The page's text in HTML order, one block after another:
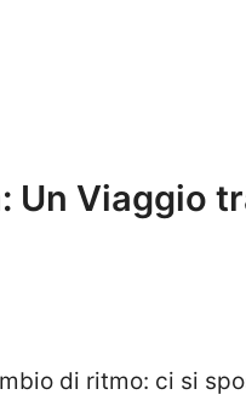
Un Viaggio
di ritmo: ci si